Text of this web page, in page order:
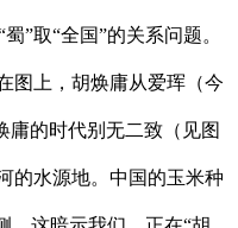
”取“全国”的关系问题。
图上，胡焕庸从爱珲（今
庸的时代别无二致（见图
的水源地。中国的玉米种